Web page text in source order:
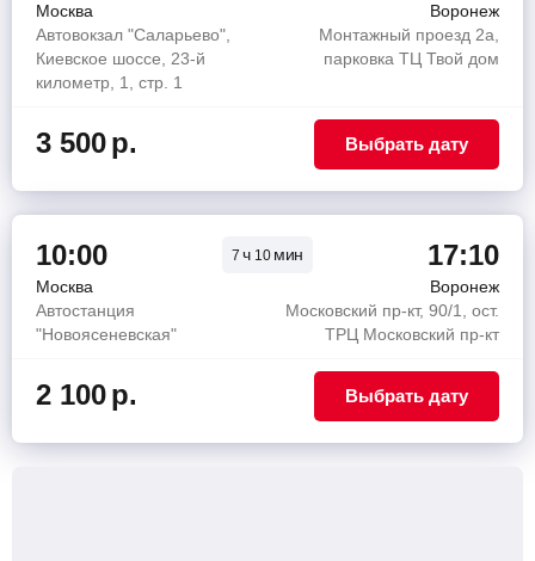
Москва
Воронеж
Автовокзал "Саларьево",
Киевское шоссе, 23-й
километр, 1, стр. 1
Монтажный проезд 2а,
парковка ТЦ Твой дом
3 500р. Выбрать дату
10:00 7ч 10 мин 17:10
Москва
Воронеж
Автостанция
"Новоясеневская"
Московский пр-кт, 90/1, ост.
ТРЦ Московский пр-кт
2 100р. Выбрать дату